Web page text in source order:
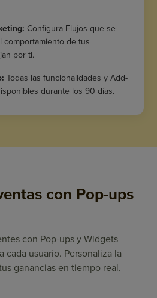
Configura Flujos que se
comportamiento de tus
por ti.
Todas las funcionalidades y Add-
durante los 90 días.
con Pop-ups
con Pop-ups y Widgets
cada usuario. Personaliza la
ganancias en tiempo real.